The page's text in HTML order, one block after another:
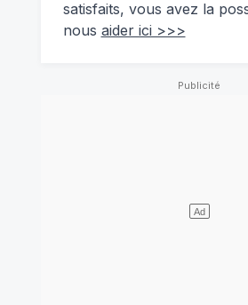
satisfaits, vous avez la
nous aider ici >>>